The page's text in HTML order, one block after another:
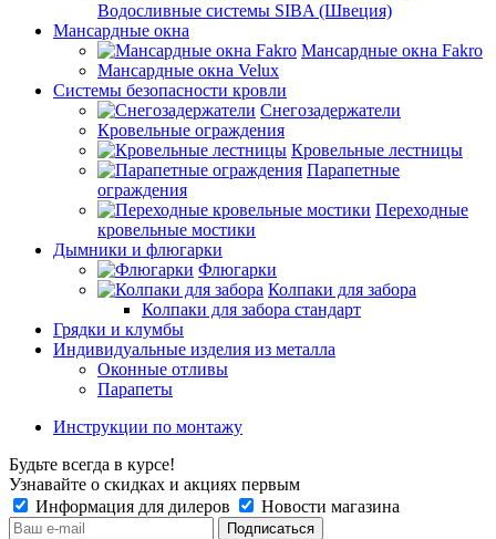
Водосливные системы SIBA (Швеция)
Мансардные окна
Мансардные окна Fakro
Мансардные окна Velux
Системы безопасности кровли
Снегозадержатели
Кровельные ограждения
Кровельные лестницы
Парапетные
ограждения
Переходные
кровельные мостики
Дымники и флюгарки
Флюгарки
Колпаки для забора
Колпаки для забора стандарт
Грядки и клумбы
Индивидуальные изделия из металла
Оконные отливы
Парапеты
Инструкции по монтажу
Будьте всегда в курсе!
Узнавайте о скидках и акциях первым
Информация для дилеров
Новости магазина